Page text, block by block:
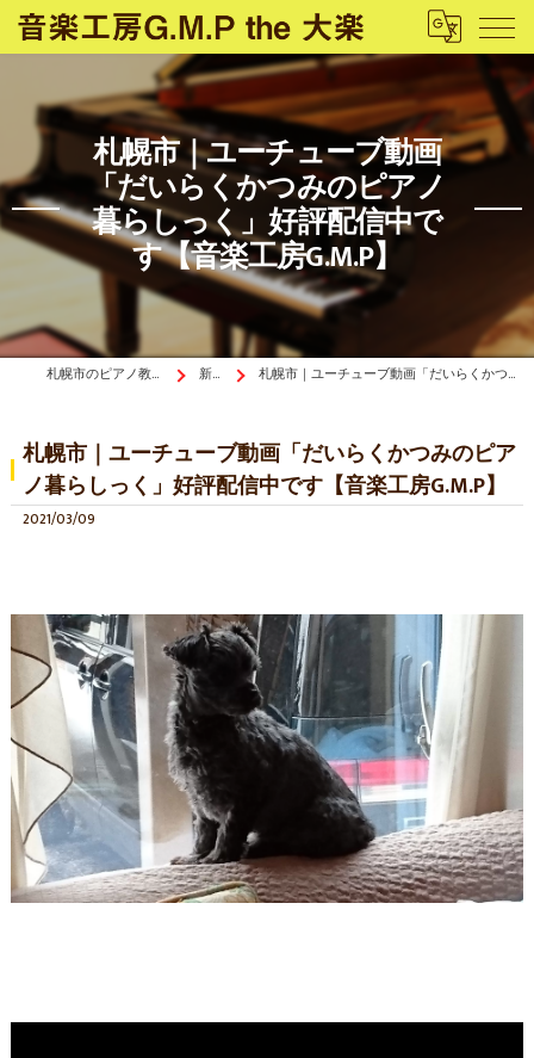
札幌市｜ユーチューブ動画
「だいらくかつみのピアノ
暮らしっく」好評配信中で
す【音楽工房G.M.P】
札幌市のピアノ教室は音楽工房G.M.P the 大楽 新着情報 札幌市｜ユーチューブ動画「だいらくかつみのピアノ暮らしっく」好評配信中です【音楽工房G.M.P】
札幌市｜ユーチューブ動画「だいらくかつみのピア
ノ暮らしっく」好評配信中です【音楽工房G.M.P】
2021/03/09